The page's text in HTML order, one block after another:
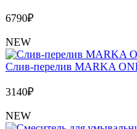
6790₽
NEW
Слив-перелив MARKA
3140₽
NEW